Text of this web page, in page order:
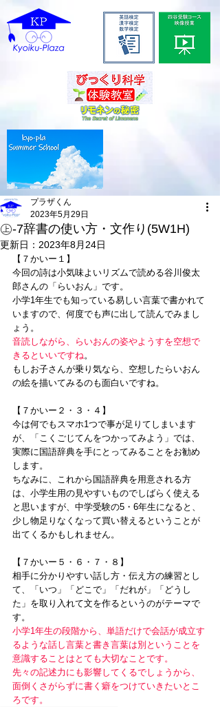
㊤-7辞書の使い方・文作り(5W1H)
プラザくん
2023年5月29日
更新日： 2023年8月24日
【７かいー１】
今回の詩は小気味よいリズムで読める谷川俊太
郎さんの「らいおん」です。
小学1年生でも知っている易しい言葉で書かれて
いますので、何度でも声に出して読んでみまし
ょう。
音読しながら、らいおんの姿やようすを空想で
きるといいですね。
もしお子さんが乗り気なら、空想したらいおん
の絵を描いてみるのも面白いですね。
【７かいー２・３・４】
今は何でもスマホ1つで事が足りてしまいます
が、「こくごじてんをつかってみよう」では、
実際に国語辞典を手にとってみることをお勧め
します。
ちなみに、これから国語辞典を用意される方
は、小学生用の見やすいものでしばらく使える
と思いますが、中学受験の5・6年生になると、
少し物足りなくなって買い替えるということが
出てくるかもしれません。
【７かいー５・６・７・８】
相手に分かりやすい話し方・伝え方の練習とし
て、「いつ」「どこで」「だれが」「どうし
た」を取り入れて文を作るというのがテーマで
す。
小学1年生の段階から、単語だけで会話が成立す
るような話し言葉と書き言葉は別ということを
意識することはとても大切なことです。
先々の記述力にも影響してくるでしょうから、
面倒くさがらずに書く癖をつけていきたいとこ
ろです。